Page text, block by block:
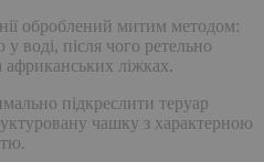
оброблений митим методом:
воді, після чого ретельно
ліжках.
підкреслити теруар
чашку з характерною